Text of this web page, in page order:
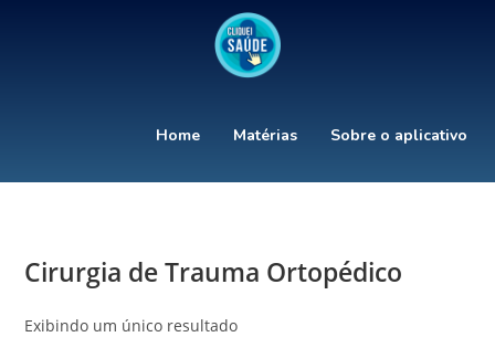
Home Matérias Sobre o aplicativo
Cirurgia de Trauma Ortopédico
Exibindo um único resultado